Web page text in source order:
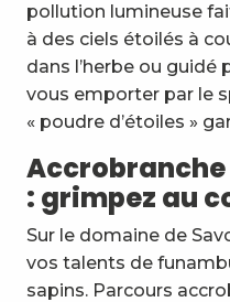
ESI Top Nordic
Cercle équestre Volte
Le Vieux Chalet -
L'Alvéole - Textile -
pollution lumineuse
à des ciels étoilés à
dans l’herbe ou guidé
vous emporter par le
« poudre d’étoiles »
: grimpez au
Sur le domaine de
vos talents de
sapins. Parcours